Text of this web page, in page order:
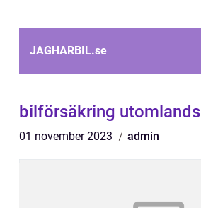
JAGHARBIL.se
bilförsäkring utomlands
01 november 2023 admin